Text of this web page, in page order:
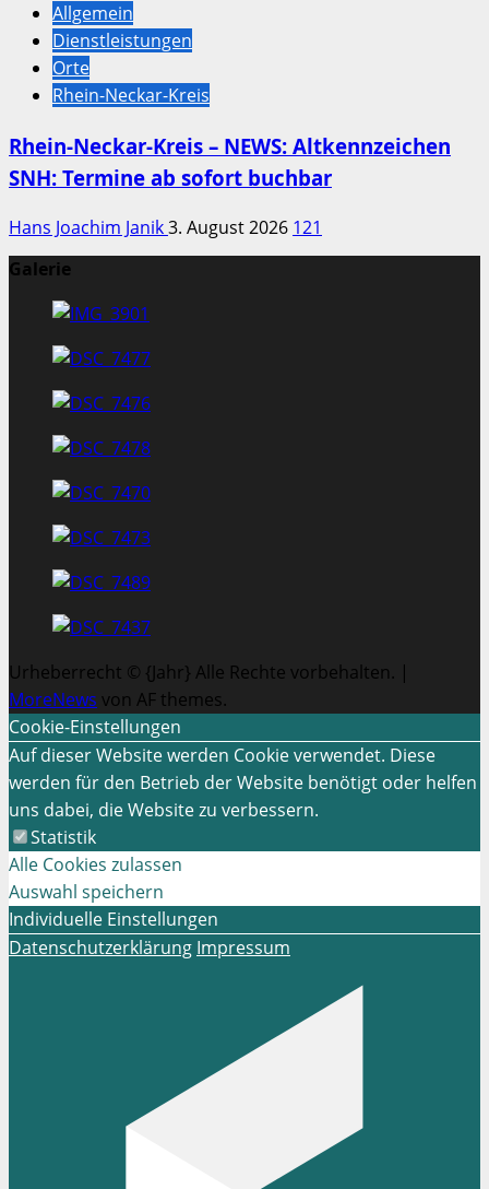
Allgemein
Dienstleistungen
Orte
Rhein-Neckar-Kreis
Rhein-Neckar-Kreis – NEWS: Altkennzeichen
SNH: Termine ab sofort buchbar
Hans Joachim Janik3. August 2026 121
Galerie
Urheberrecht © {Jahr} Alle Rechte vorbehalten. |
MoreNews von AF themes.
Cookie-Einstellungen
Auf dieser Website werden Cookie verwendet. Diese
werden für den Betrieb der Website benötigt oder helfen
uns dabei, die Website zu verbessern.
Statistik
Alle Cookies zulassen
Auswahl speichern
Individuelle Einstellungen
Datenschutzerklärung Impressum